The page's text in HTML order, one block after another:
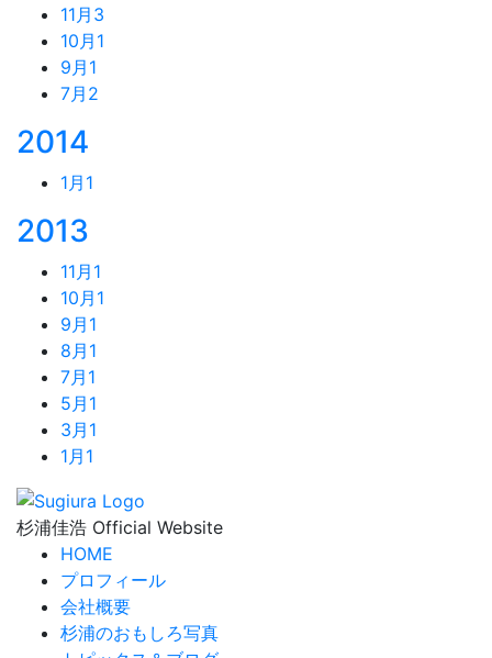
11月 3
10月 1
9月 1
7月 2
2014
1月 1
2013
11月 1
10月 1
9月 1
8月 1
7月 1
5月 1
3月 1
1月 1
杉浦佳浩 Official Website
HOME
プロフィール
会社概要
杉浦のおもしろ写真